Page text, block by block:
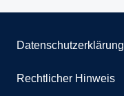
Datenschutzerklärung
Rechtlicher Hinweis